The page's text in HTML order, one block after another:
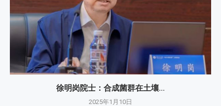
徐明岗院士：​合成菌群在土壤...
2025年1月10日